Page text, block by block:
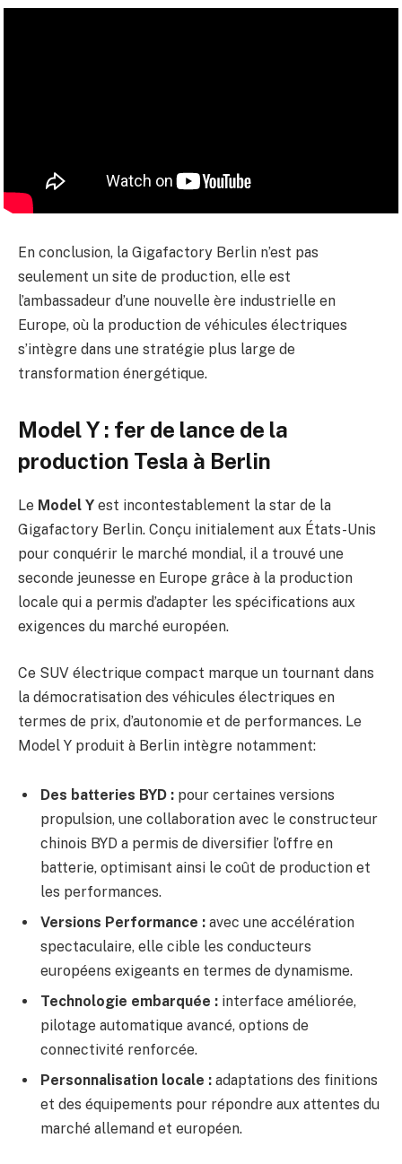
En conclusion, la Gigafactory Berlin n’est pas
seulement un site de production, elle est
l’ambassadeur d’une nouvelle ère industrielle en
Europe, où la production de véhicules électriques
s’intègre dans une stratégie plus large de
transformation énergétique.
Model Y : fer de lance de la
production Tesla à Berlin
Le Model Y est incontestablement la star de la
Gigafactory Berlin. Conçu initialement aux États-Unis
pour conquérir le marché mondial, il a trouvé une
seconde jeunesse en Europe grâce à la production
locale qui a permis d’adapter les spécifications aux
exigences du marché européen.
Ce SUV électrique compact marque un tournant dans
la démocratisation des véhicules électriques en
termes de prix, d’autonomie et de performances. Le
Model Y produit à Berlin intègre notamment:
Des batteries BYD : pour certaines versions
propulsion, une collaboration avec le constructeur
chinois BYD a permis de diversifier l’offre en
batterie, optimisant ainsi le coût de production et
les performances.
Versions Performance : avec une accélération
spectaculaire, elle cible les conducteurs
européens exigeants en termes de dynamisme.
Technologie embarquée : interface améliorée,
pilotage automatique avancé, options de
connectivité renforcée.
Personnalisation locale : adaptations des finitions
et des équipements pour répondre aux attentes du
marché allemand et européen.